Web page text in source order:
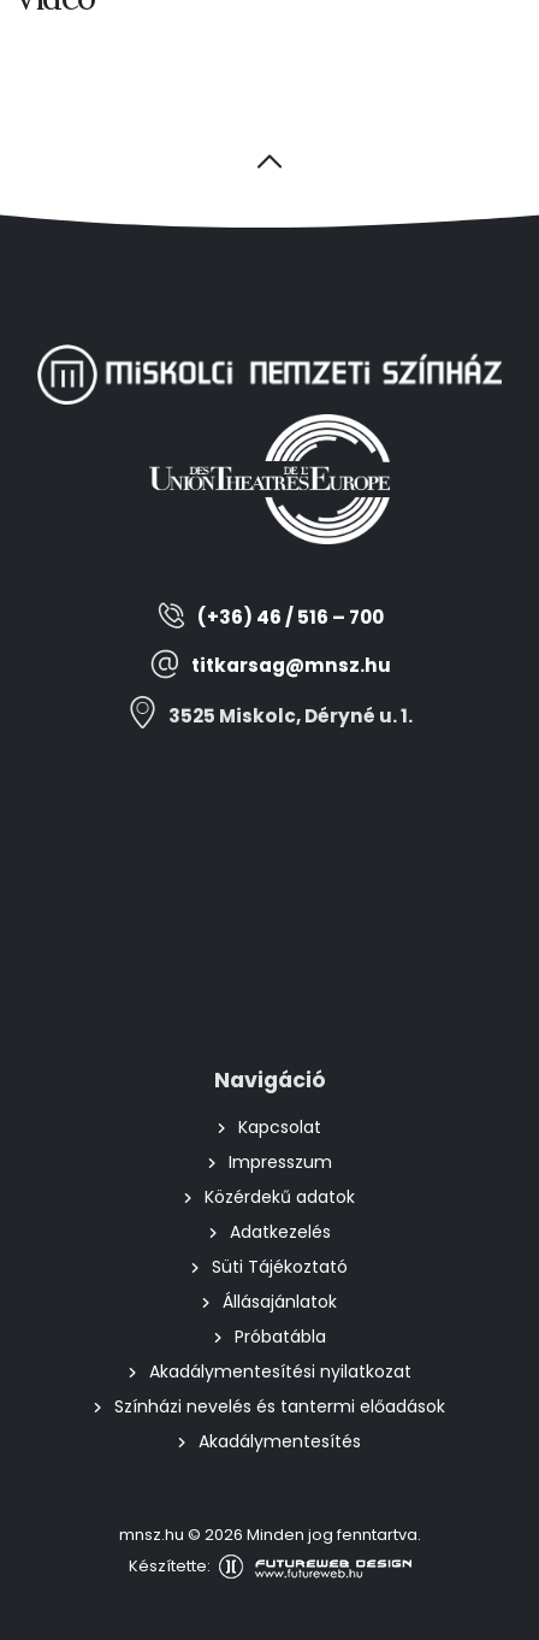
(+36) 46 / 516 – 700
titkarsag@mnsz.hu
3525 Miskolc, Déryné u. 1.
Navigáció
Kapcsolat
Impresszum
Közérdekű adatok
Adatkezelés
Süti Tájékoztató
Állásajánlatok
Próbatábla
Akadálymentesítési nyilatkozat
Színházi nevelés és tantermi előadások
Akadálymentesítés
mnsz.hu © 2026 Minden jog fenntartva.
Készítette: